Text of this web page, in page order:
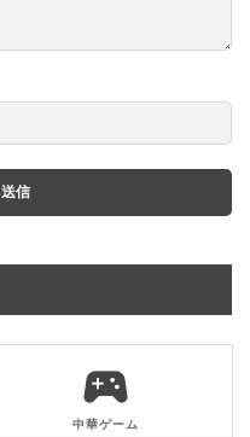
sports_esports
中華ゲーム